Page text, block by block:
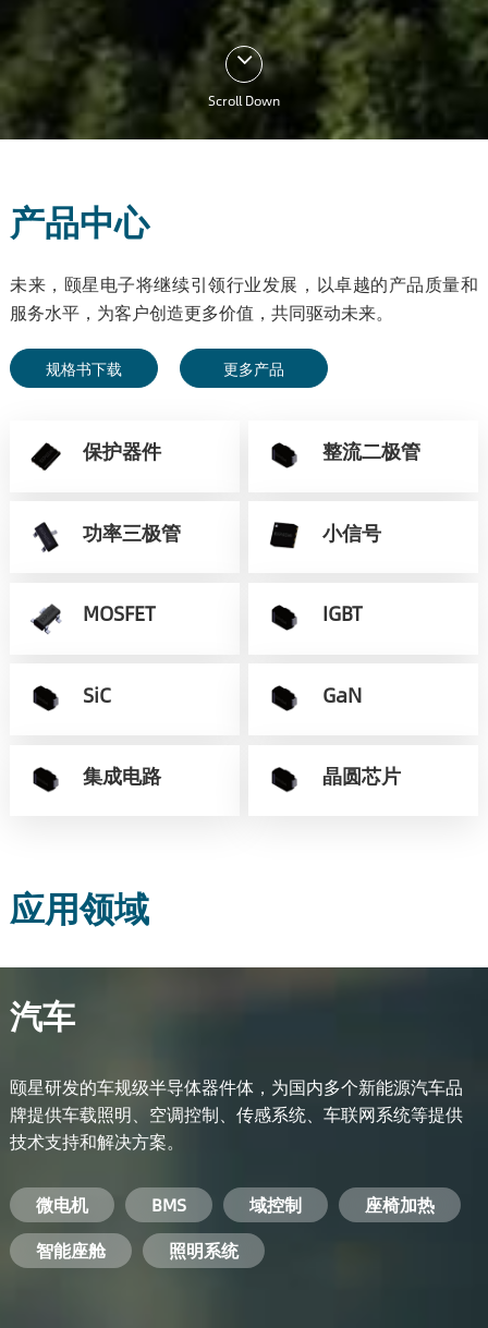
Scroll Down
产品中心
未来，颐星电子将继续引领行业发展，以卓越的产品质量和
服务水平，为客户创造更多价值，共同驱动未来。
规格书下载 更多产品
保护器件 整流二极管
功率三极管 小信号
MOSFET IGBT
SiC GaN
集成电路 晶圆芯片
应用领域
汽车
颐星研发的车规级半导体器件体，为国内多个新能源汽车品
牌提供车载照明、空调控制、传感系统、车联网系统等提供
技术支持和解决方案。
微电机 BMS 域控制
座椅加热
智能座舱
照明系统
电池管理系统
储能逆变器
工业电焊机 变频器
电机驱动
安防摄像头
开关电源 手机充电器
服务器电源
PC电源
电脑 手机 基站 机顶盒
智能农业 智能医疗
智能交通
智能家居